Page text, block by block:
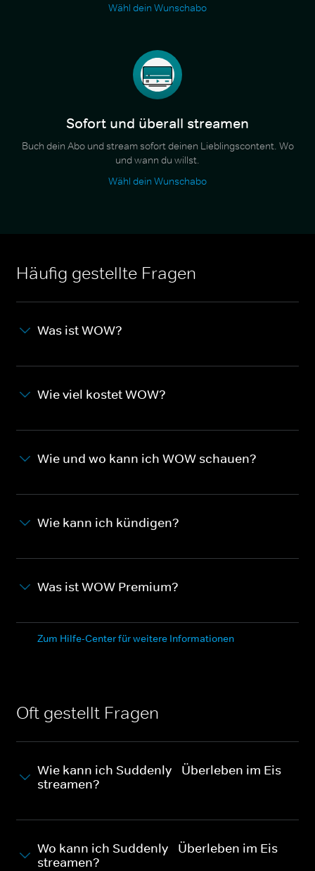
Wähl dein Wunschabo
Sofort und überall streamen
Buch dein Abo und stream sofort deinen Lieblingscontent. Wo
und wann du willst.
Wähl dein Wunschabo
Häufig gestellte Fragen
Was ist WOW?
Wie viel kostet WOW?
Wie und wo kann ich WOW schauen?
Wie kann ich kündigen?
Was ist WOW Premium?
Zum Hilfe-Center für weitere Informationen
Oft gestellt Fragen
Wie kann ich Suddenly - Überleben im Eis
streamen?
Wo kann ich Suddenly - Überleben im Eis
streamen?